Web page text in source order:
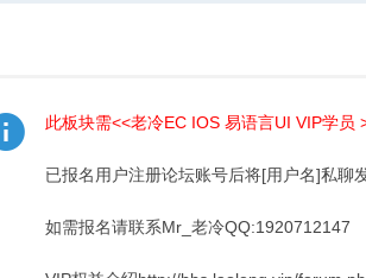
此板块需<<老冷EC IOS 易语言UI VIP学员
已报名用户注册论坛账号后将[用户名]私聊
如需报名请联系Mr_老冷QQ:1920712147